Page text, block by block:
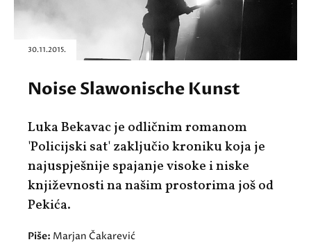
30.11.2015.
Noise Slawonische Kunst
Luka Bekavac je odličnim romanom
'Policijski sat' zaključio kroniku koja je
najuspješnije spajanje visoke i niske
književnosti na našim prostorima još od
Pekića.
Piše: Marjan Čakarević